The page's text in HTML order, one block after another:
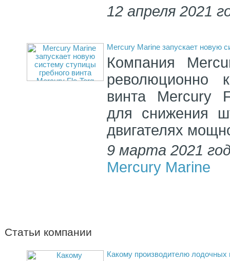
12 апреля 2021
Mercury Marine запускает новую
Компания
революционно
винта Mercury
для снижения
двигателях
9 марта 2021
Mercury Marine
Статьи компании
Какому производителю лодочных